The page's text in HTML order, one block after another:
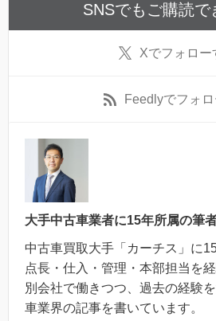
SNSでもご購読で
Xでフォロー
Feedlyでフォ
大手中古車業者に15年所属の筆
中古車買取大手「カーチス」に
点長・仕入・管理・本部担当を
別会社で働きつつ、過去の経験
車業界の記事を書いています。